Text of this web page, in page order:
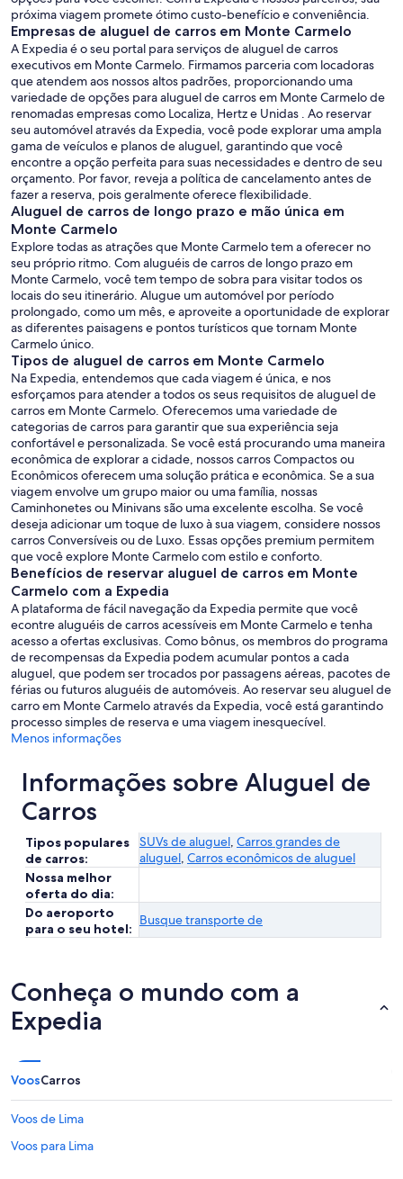
próxima viagem promete ótimo custo-benefício e conveniência.
Empresas de aluguel de carros em Monte Carmelo
A Expedia é o seu portal para serviços de aluguel de carros
executivos em Monte Carmelo. Firmamos parceria com locadoras
que atendem aos nossos altos padrões, proporcionando uma
variedade de opções para aluguel de carros em Monte Carmelo de
renomadas empresas como Localiza, Hertz e Unidas . Ao reservar
seu automóvel através da Expedia, você pode explorar uma ampla
gama de veículos e planos de aluguel, garantindo que você
encontre a opção perfeita para suas necessidades e dentro de seu
orçamento. Por favor, reveja a política de cancelamento antes de
fazer a reserva, pois geralmente oferece flexibilidade.
Aluguel de carros de longo prazo e mão única em
Monte Carmelo
Explore todas as atrações que Monte Carmelo tem a oferecer no
seu próprio ritmo. Com aluguéis de carros de longo prazo em
Monte Carmelo, você tem tempo de sobra para visitar todos os
locais do seu itinerário. Alugue um automóvel por período
prolongado, como um mês, e aproveite a oportunidade de explorar
as diferentes paisagens e pontos turísticos que tornam Monte
Carmelo único.
Tipos de aluguel de carros em Monte Carmelo
Na Expedia, entendemos que cada viagem é única, e nos
esforçamos para atender a todos os seus requisitos de aluguel de
carros em Monte Carmelo. Oferecemos uma variedade de
categorias de carros para garantir que sua experiência seja
confortável e personalizada. Se você está procurando uma maneira
econômica de explorar a cidade, nossos carros Compactos ou
Econômicos oferecem uma solução prática e econômica. Se a sua
viagem envolve um grupo maior ou uma família, nossas
Caminhonetes ou Minivans são uma excelente escolha. Se você
deseja adicionar um toque de luxo à sua viagem, considere nossos
carros Conversíveis ou de Luxo. Essas opções premium permitem
que você explore Monte Carmelo com estilo e conforto.
Benefícios de reservar aluguel de carros em Monte
Carmelo com a Expedia
A plataforma de fácil navegação da Expedia permite que você
econtre aluguéis de carros acessíveis em Monte Carmelo e tenha
acesso a ofertas exclusivas. Como bônus, os membros do programa
de recompensas da Expedia podem acumular pontos a cada
aluguel, que podem ser trocados por passagens aéreas, pacotes de
férias ou futuros aluguéis de automóveis. Ao reservar seu aluguel de
carro em Monte Carmelo através da Expedia, você está garantindo
processo simples de reserva e uma viagem inesquecível.
Menos informações
Informações sobre Aluguel de
Carros
Tipos populares
de carros:
SUVs de aluguel, Carros grandes de
aluguel, Carros econômicos de aluguel
Nossa melhor
oferta do dia:
Do aeroporto
para o seu hotel:
Busque transporte de
Conheça o mundo com a
Expedia
VoosCarros
Voos de Lima
Voos para Lima